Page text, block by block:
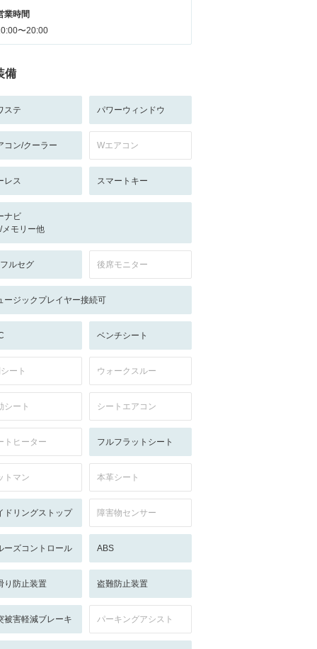
業時間
〜20:00
備
ステ パワーウィンドウ
コン/クーラー Wエアコン
レス スマートキー
ナビ
メモリー他
ルセグ 後席モニター
ージックプレイヤー接続可
ベンチシート
ート ウォークスルー
シート シートエアコン
トヒーター フルフラットシート
トマン 本革シート
ドリングストップ 障害物センサー
ーズコントロール ABS
り防止装置 盗難防止装置
被害軽減ブレーキ パーキングアシスト